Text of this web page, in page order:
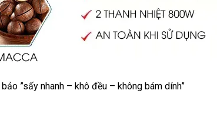
”sấy nhanh – khô đều – không bám dính”